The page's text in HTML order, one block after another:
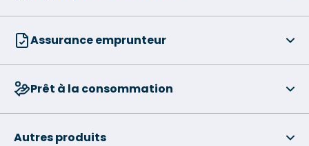
Assurance emprunteur
Prêt à la consommation
Autres produits